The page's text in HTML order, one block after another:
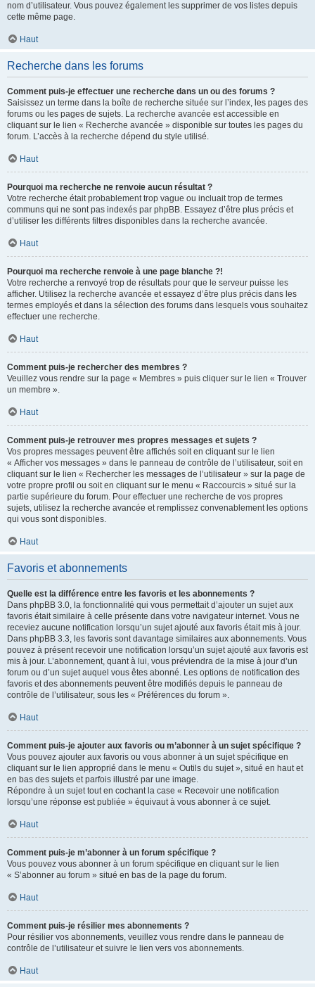
nom d’utilisateur. Vous pouvez également les supprimer de vos listes depuis
cette même page.
Haut
Recherche dans les forums
Comment puis-je effectuer une recherche dans un ou des forums ?
Saisissez un terme dans la boîte de recherche située sur l’index, les pages des
forums ou les pages de sujets. La recherche avancée est accessible en
cliquant sur le lien « Recherche avancée » disponible sur toutes les pages du
forum. L’accès à la recherche dépend du style utilisé.
Haut
Pourquoi ma recherche ne renvoie aucun résultat ?
Votre recherche était probablement trop vague ou incluait trop de termes
communs qui ne sont pas indexés par phpBB. Essayez d’être plus précis et
d’utiliser les différents filtres disponibles dans la recherche avancée.
Haut
Pourquoi ma recherche renvoie à une page blanche ?!
Votre recherche a renvoyé trop de résultats pour que le serveur puisse les
afficher. Utilisez la recherche avancée et essayez d’être plus précis dans les
termes employés et dans la sélection des forums dans lesquels vous souhaitez
effectuer une recherche.
Haut
Comment puis-je rechercher des membres ?
Veuillez vous rendre sur la page « Membres » puis cliquer sur le lien « Trouver
un membre ».
Haut
Comment puis-je retrouver mes propres messages et sujets ?
Vos propres messages peuvent être affichés soit en cliquant sur le lien
« Afficher vos messages » dans le panneau de contrôle de l’utilisateur, soit en
cliquant sur le lien « Rechercher les messages de l’utilisateur » sur la page de
votre propre profil ou soit en cliquant sur le menu « Raccourcis » situé sur la
partie supérieure du forum. Pour effectuer une recherche de vos propres
sujets, utilisez la recherche avancée et remplissez convenablement les options
qui vous sont disponibles.
Haut
Favoris et abonnements
Quelle est la différence entre les favoris et les abonnements ?
Dans phpBB 3.0, la fonctionnalité qui vous permettait d’ajouter un sujet aux
favoris était similaire à celle présente dans votre navigateur internet. Vous ne
receviez aucune notification lorsqu’un sujet ajouté aux favoris était mis à jour.
Dans phpBB 3.3, les favoris sont davantage similaires aux abonnements. Vous
pouvez à présent recevoir une notification lorsqu’un sujet ajouté aux favoris est
mis à jour. L’abonnement, quant à lui, vous préviendra de la mise à jour d’un
forum ou d’un sujet auquel vous êtes abonné. Les options de notification des
favoris et des abonnements peuvent être modifiés depuis le panneau de
contrôle de l’utilisateur, sous les « Préférences du forum ».
Haut
Comment puis-je ajouter aux favoris ou m’abonner à un sujet spécifique ?
Vous pouvez ajouter aux favoris ou vous abonner à un sujet spécifique en
cliquant sur le lien approprié dans le menu « Outils du sujet », situé en haut et
en bas des sujets et parfois illustré par une image.
Répondre à un sujet tout en cochant la case « Recevoir une notification
lorsqu’une réponse est publiée » équivaut à vous abonner à ce sujet.
Haut
Comment puis-je m’abonner à un forum spécifique ?
Vous pouvez vous abonner à un forum spécifique en cliquant sur le lien
« S’abonner au forum » situé en bas de la page du forum.
Haut
Comment puis-je résilier mes abonnements ?
Pour résilier vos abonnements, veuillez vous rendre dans le panneau de
contrôle de l’utilisateur et suivre le lien vers vos abonnements.
Haut